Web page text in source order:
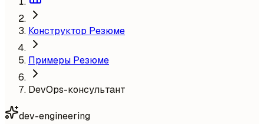
Конструктор Резюме
Примеры Резюме
DevOps-консультант
dev-engineering